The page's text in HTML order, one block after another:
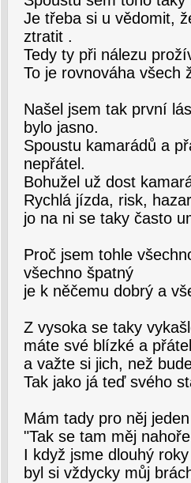
Je třeba si u vědomit,
ztratit .
Tedy ty při nálezu
To je rovnováha všech
Našel jsem tak první
bylo jasno.
Spoustu kamarádů a
nepřátel.
Bohužel už dost
Rychlá jízda, risk,
jo na ni se taky často
Proč jsem tohle
všechno špatný
je k něčemu dobrý a
Z vysoka se taky
máte své blízké a
a važte si jich, než
Tak jako já teď svého
Mám tady pro něj
"Tak se tam měj
I když jsme dlouhý
byl si vždycky můj